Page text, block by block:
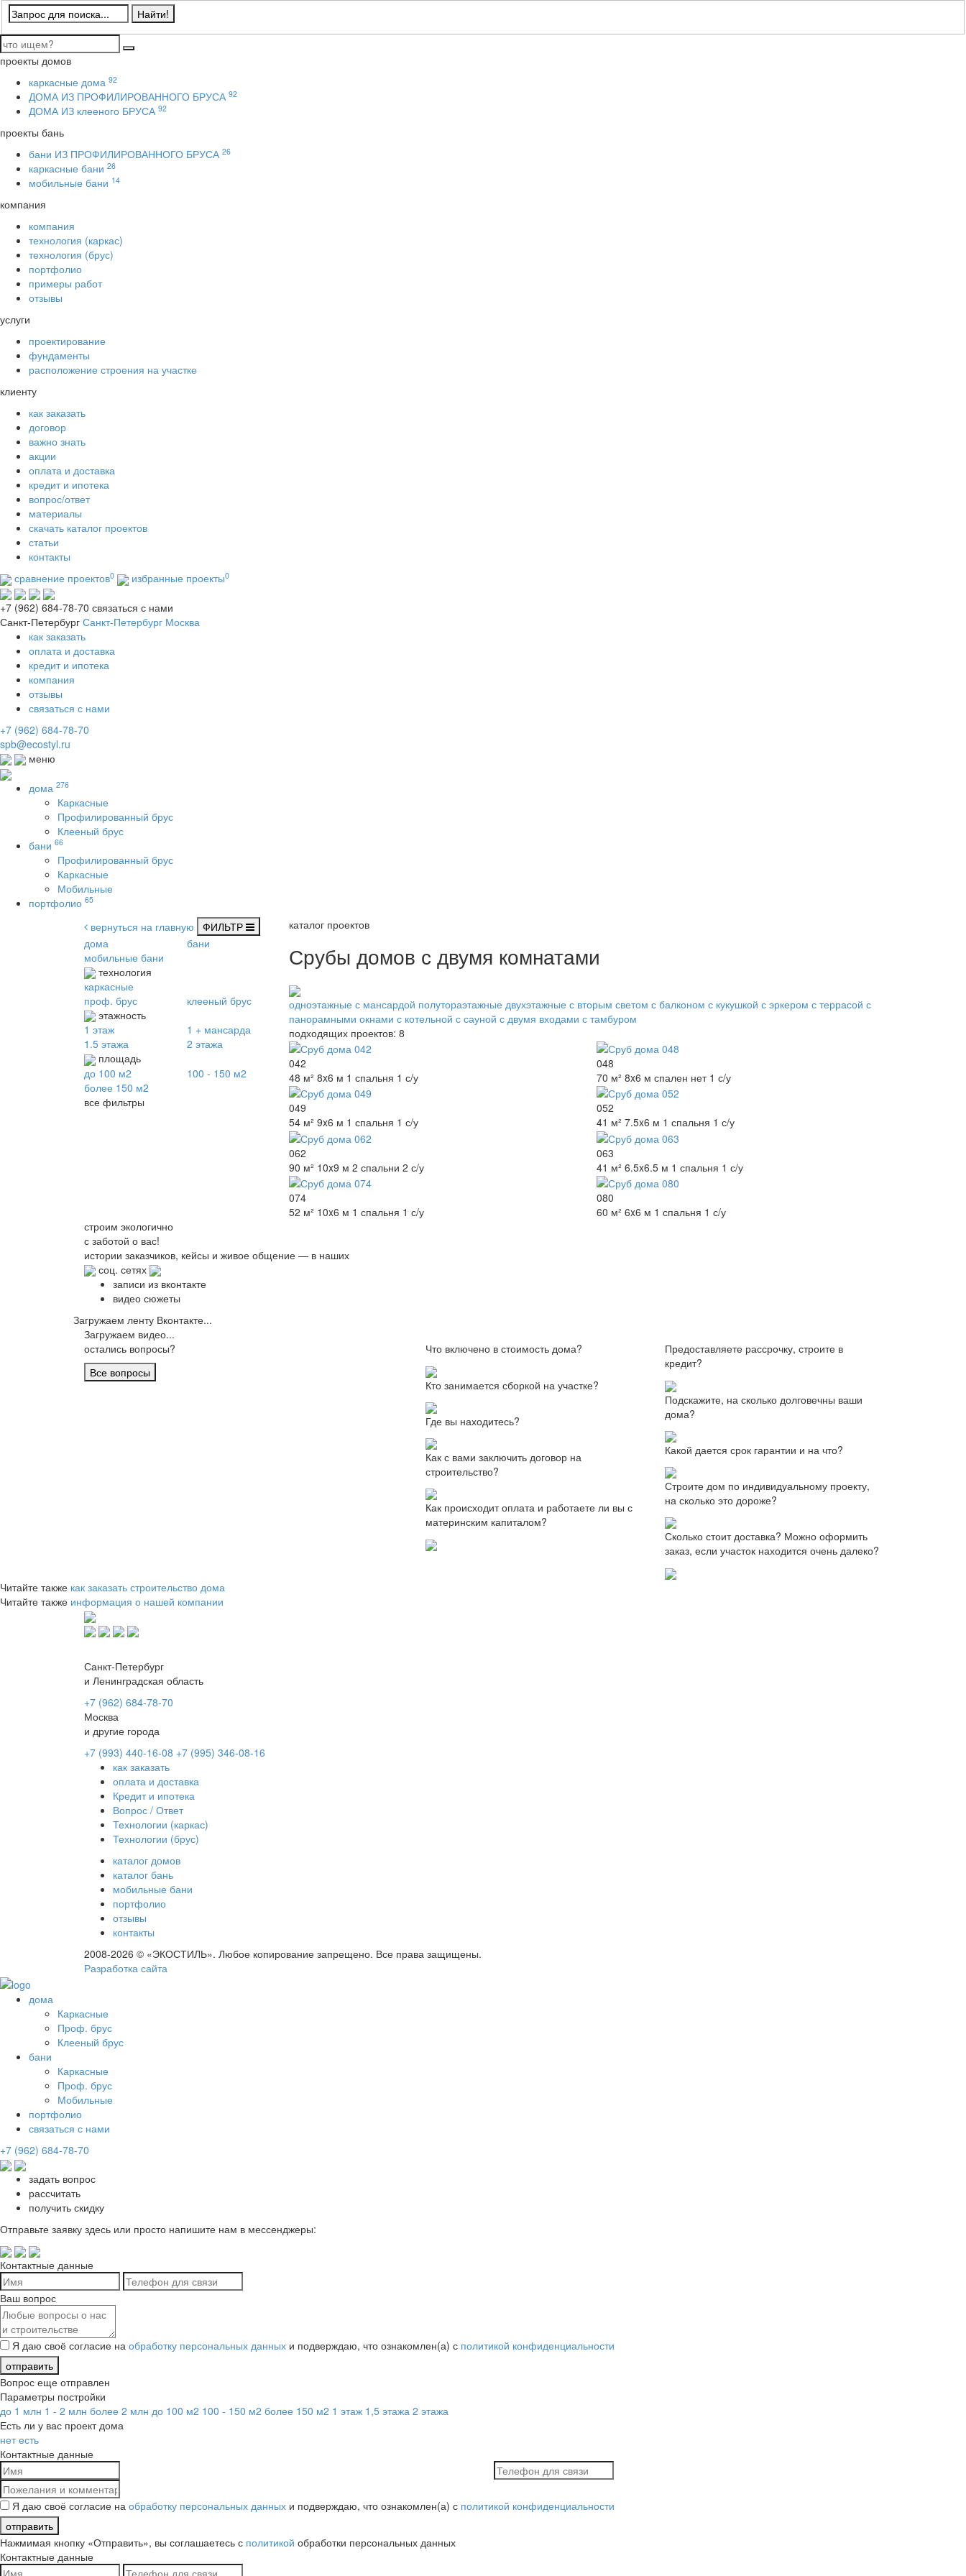
проекты домов
каркасные дома 92
ДОМА ИЗ ПРОФИЛИРОВАННОГО БРУСА 92
ДОМА ИЗ клееного БРУСА 92
проекты бань
бани ИЗ ПРОФИЛИРОВАННОГО БРУСА 26
каркасные бани 26
мобильные бани 14
компания
компания
технология (каркас)
технология (брус)
портфолио
примеры работ
отзывы
услуги
проектирование
фундаменты
расположение строения на участке
клиенту
как заказать
договор
важно знать
акции
оплата и доставка
кредит и ипотека
вопрос/ответ
материалы
скачать каталог проектов
статьи
контакты
сравнение проектов0 избранные проекты0
+7 (962) 684-78-70 связаться с нами
Санкт-Петербург Санкт-Петербург Москва
как заказать
оплата и доставка
кредит и ипотека
компания
отзывы
связаться с нами
+7 (962) 684-78-70
spb@ecostyl.ru
меню
дома 276
Каркасные
Профилированный брус
Клееный брус
бани 66
Профилированный брус
Каркасные
Мобильные
портфолио 65
вернуться на главную
ФИЛЬТР
дома
бани
мобильные бани
технология
каркасные
проф. брус
клееный брус
этажность
1 этаж
1 + мансарда
1.5 этажа
2 этажа
площадь
до 100 м2
100 - 150 м2
более 150 м2
все фильтры
каталог проектов
Срубы домов с двумя комнатами
одноэтажные с мансардой полутораэтажные двухэтажные с вторым светом с балконом с кукушкой с эркером с террасой с
панорамными окнами с котельной с сауной с двумя входами с тамбуром
подходящих проектов: 8
042
48 м² 8x6 м 1 спальня 1 с/у
048
70 м² 8x6 м спален нет 1 с/у
049
54 м² 9x6 м 1 спальня 1 с/у
052
41 м² 7.5x6 м 1 спальня 1 с/у
062
90 м² 10x9 м 2 спальни 2 с/у
063
41 м² 6.5x6.5 м 1 спальня 1 с/у
074
52 м² 10x6 м 1 спальня 1 с/у
080
60 м² 6x6 м 1 спальня 1 с/у
строим экологично
с заботой о вас!
истории заказчиков, кейсы и живое общение — в наших
соц. сетях
записи из вконтакте
видео сюжеты
Загружаем ленту Вконтакте...
Загружаем видео...
остались вопросы?
Все вопросы
Что включено в стоимость дома?
Кто занимается сборкой на участке?
Где вы находитесь?
Как с вами заключить договор на
строительство?
Как происходит оплата и работаете ли вы с
материнским капиталом?
Предоставляете рассрочку, строите в
кредит?
Подскажите, на сколько долговечны ваши
дома?
Какой дается срок гарантии и на что?
Строите дом по индивидуальному проекту,
на сколько это дороже?
Сколько стоит доставка? Можно оформить
заказ, если участок находится очень далеко?
Читайте также как заказать строительство дома
Читайте также информация о нашей компании
Санкт-Петербург
и Ленинградская область
+7 (962) 684-78-70
Москва
и другие города
+7 (993) 440-16-08 +7 (995) 346-08-16
как заказать
оплата и доставка
Кредит и ипотека
Вопрос / Ответ
Технологии (каркас)
Технологии (брус)
каталог домов
каталог бань
мобильные бани
портфолио
отзывы
контакты
2008-2026 © «ЭКОСТИЛЬ». Любое копирование запрещено. Все права защищены.
Разработка сайта
дома
Каркасные
Проф. брус
Клееный брус
бани
Каркасные
Проф. брус
Мобильные
портфолио
связаться с нами
+7 (962) 684-78-70
задать вопрос
рассчитать
получить скидку
Отправьте заявку здесь или просто напишите нам в мессенджеры:
Контактные данные
Ваш вопрос
Я даю своё согласие на обработку персональных данных и подверждаю, что ознакомлен(а) с политикой конфиденциальности
отправить
Вопрос еще отправлен
Параметры постройки
до 1 млн 1 - 2 млн более 2 млн до 100 м2 100 - 150 м2 более 150 м2 1 этаж 1,5 этажа 2 этажа
Есть ли у вас проект дома
нет есть
Контактные данные
Я даю своё согласие на обработку персональных данных и подверждаю, что ознакомлен(а) с политикой конфиденциальности
отправить
Нажмимая кнопку «Отправить», вы соглашаетесь с политикой обработки персональных данных
Контактные данные